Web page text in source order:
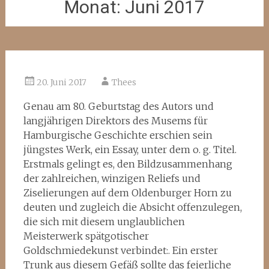
Monat: Juni 2017
20. Juni 2017 Thees
Genau am 80. Geburtstag des Autors und
langjährigen Direktors des Musems für
Hamburgische Geschichte erschien sein
jüngstes Werk, ein Essay, unter dem o. g. Titel.
Erstmals gelingt es, den Bildzusammenhang
der zahlreichen, winzigen Reliefs und
Ziselierungen auf dem Oldenburger Horn zu
deuten und zugleich die Absicht offenzulegen,
die sich mit diesem unglaublichen
Meisterwerk spätgotischer
Goldschmiedekunst verbindet:. Ein erster
Trunk aus diesem Gefäß sollte das feierliche